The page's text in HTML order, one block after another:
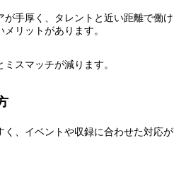
手厚く、タレントと近い距離で働け
リットがあります。
スマッチが減ります。
く、イベントや収録に合わせた対応が